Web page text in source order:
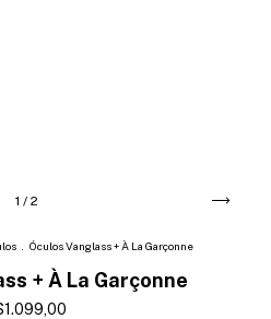
1 / 2
Óculos Vanglass + À La Garçonne
+ À La Garçonne